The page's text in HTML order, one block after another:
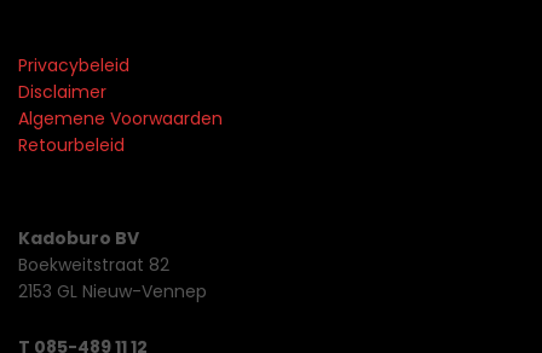
Privacybeleid
Disclaimer
Algemene Voorwaarden
Retourbeleid
Kadoburo BV
Boekweitstraat 82
2153 GL Nieuw-Vennep
T 085-489 11 12